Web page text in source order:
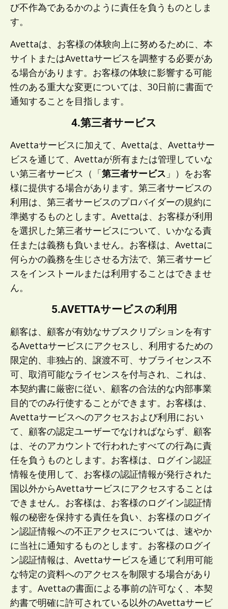
び不作為であるかのように責任を負うものとしま
す。
Avettaは、お客様の体験向上に努めるために、本
サイトまたはAvettaサービスを調整する必要があ
る場合があります。お客様の体験に影響する可能
性のある重大な変更については、30日前に書面で
通知することを目指します。
4.第三者サービス
Avettaサービスに加えて、Avettaは、Avettaサー
ビスを通じて、Avettaが所有または管理していな
い第三者サービス（「第三者サービス 」）をお客
様に提供する場合があります。第三者サービスの
利用は、第三者サービスのプロバイダーの規約に
準拠するものとします。Avettaは、お客様が利用
を選択した第三者サービスについて、いかなる責
任または義務も負いません。お客様は、Avettaに
何らかの義務を生じさせる方法で、第三者サービ
スをインストールまたは利用することはできませ
ん。
5.AVETTAサービスの利用
顧客は、顧客が有効なサブスクリプションを有す
るAvettaサービスにアクセスし、利用するための
限定的、非独占的、譲渡不可、サブライセンス不
可、取消可能なライセンスを付与され、これは、
本契約書に厳密に従い、顧客の合法的な内部事業
目的でのみ行使することができます。お客様は、
Avettaサービスへのアクセスおよび利用におい
て、顧客の認定ユーザーでなければならず、顧客
は、そのアカウントで行われたすべての行為に責
任を負うものとします。お客様は、ログイン認証
情報を使用して、お客様の認証情報が発行された
国以外からAvettaサービスにアクセスすることは
できません。お客様は、お客様のログイン認証情
報の秘密を保持する責任を負い、お客様のログイ
ン認証情報への不正アクセスについては、速やか
に当社に通知するものとします。お客様のログイ
ン認証情報は、Avettaサービスを通じて利用可能
な特定の資料へのアクセスを制限する場合があり
ます。Avettaの書面による事前の許可なく、本契
約書で明確に許可されている以外のAvettaサービ